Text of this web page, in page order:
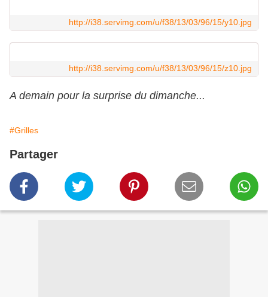
http://i38.servimg.com/u/f38/13/03/96/15/y10.jpg
http://i38.servimg.com/u/f38/13/03/96/15/z10.jpg
A demain pour la surprise du dimanche...
#Grilles
Partager